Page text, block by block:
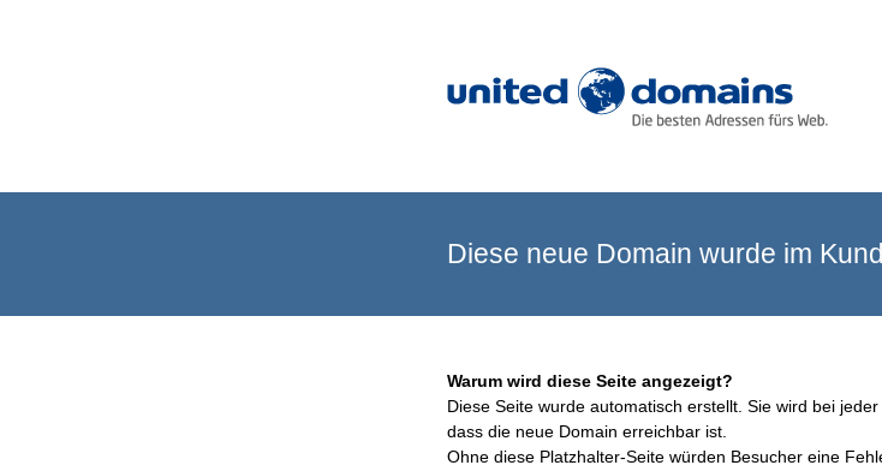
Diese neue Domain wurde im
Warum wird diese Seite angezeigt?
Diese Seite wurde automatisch erstellt. Sie wird bei
dass die neue Domain erreichbar ist.
Ohne diese Platzhalter-Seite würden Besucher eine